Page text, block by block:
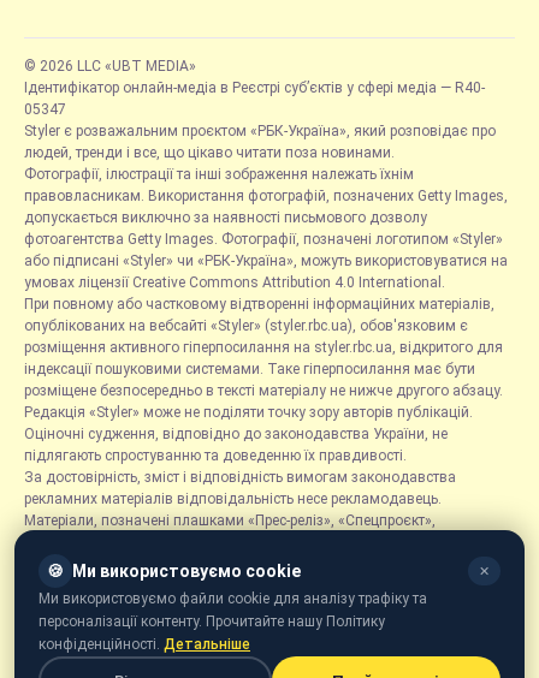
© 2026 LLC «UBT MEDIA»
Ідентифікатор онлайн-медіа в Реєстрі суб’єктів у сфері медіа — R40-
05347
Styler є розважальним проєктом «РБК-Україна», який розповідає про
людей, тренди і все, що цікаво читати поза новинами.
Фотографії, ілюстрації та інші зображення належать їхнім
правовласникам. Використання фотографій, позначених Getty Images,
допускається виключно за наявності письмового дозволу
фотоагентства Getty Images. Фотографії, позначені логотипом «Styler»
або підписані «Styler» чи «РБК-Україна», можуть використовуватися на
умовах ліцензії Creative Commons Attribution 4.0 International.
При повному або частковому відтворенні інформаційних матеріалів,
опублікованих на вебсайті «Styler» (styler.rbc.ua), обов'язковим є
розміщення активного гіперпосилання на styler.rbc.ua, відкритого для
індексації пошуковими системами. Таке гіперпосилання має бути
розміщене безпосередньо в тексті матеріалу не нижче другого абзацу.
Редакція «Styler» може не поділяти точку зору авторів публікацій.
Оціночні судження, відповідно до законодавства України, не
підлягають спростуванню та доведенню їх правдивості.
За достовірність, зміст і відповідність вимогам законодавства
рекламних матеріалів відповідальність несе рекламодавець.
Матеріали, позначені плашками «Прес-реліз», «Спецпроєкт»,
розміщуються на правах реклами.
Рубрика «Новини компаній» є інформаційним форматом, що містить
новини, повідомлення та оголошення, пов'язані з діяльністю
компаній, і ґрунтується на інформації, наданій відповідними
компаніями. Редакція не несе відповідальності за достовірність такої
інформації.
🍪 Ми використовуємо cookie ✕
Ми використовуємо файли cookie для аналізу трафіку та
персоналізації контенту. Прочитайте нашу Політику
конфіденційності. Детальніше